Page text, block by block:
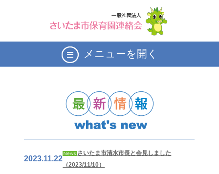
メニューを開く
2023.11.22
さいたま市清水市長と会見しました
（2023/11/10）